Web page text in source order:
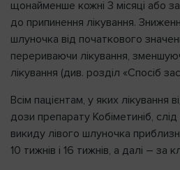
щонайменше кожні 3 місяці або
до припинення лікування.
шлуночка від початкового
перериваючи лікування,
лікування (див. розділ «Спосіб
Всім пацієнтам, у яких лікування
дози препарату Кобіметиніб,
викиду лівого шлуночка
10 тижнів і 16 тижнів, а далі – за